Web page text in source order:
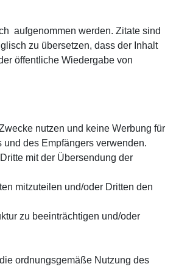
aufgenommen werden. Zitate sind
zu übersetzen, dass der Inhalt
öffentliche Wiedergabe von
nutzen und keine Werbung für
des Empfängers verwenden.
mit der Übersendung der
mitzuteilen und/oder Dritten den
zu beeinträchtigen und/oder
ordnungsgemäße Nutzung des